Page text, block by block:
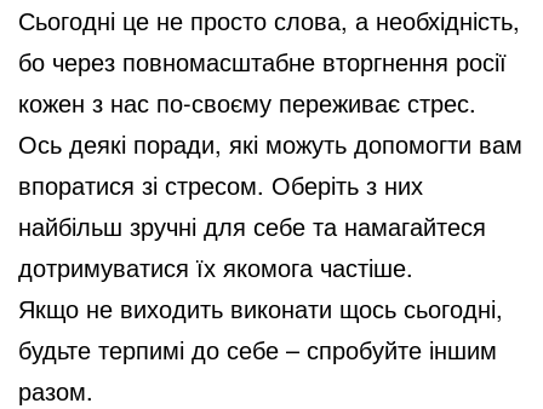
Сьогодні це не просто слова, а необхідність,
бо через повномасштабне вторгнення росії
кожен з нас по-своєму переживає стрес.
Ось деякі поради, які можуть допомогти вам
впоратися зі стресом. Оберіть з них
найбільш зручні для себе та намагайтеся
дотримуватися їх якомога частіше.
Якщо не виходить виконати щось сьогодні,
будьте терпимі до себе – спробуйте іншим
разом.